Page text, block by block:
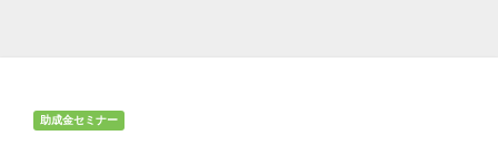
助成金セミナー